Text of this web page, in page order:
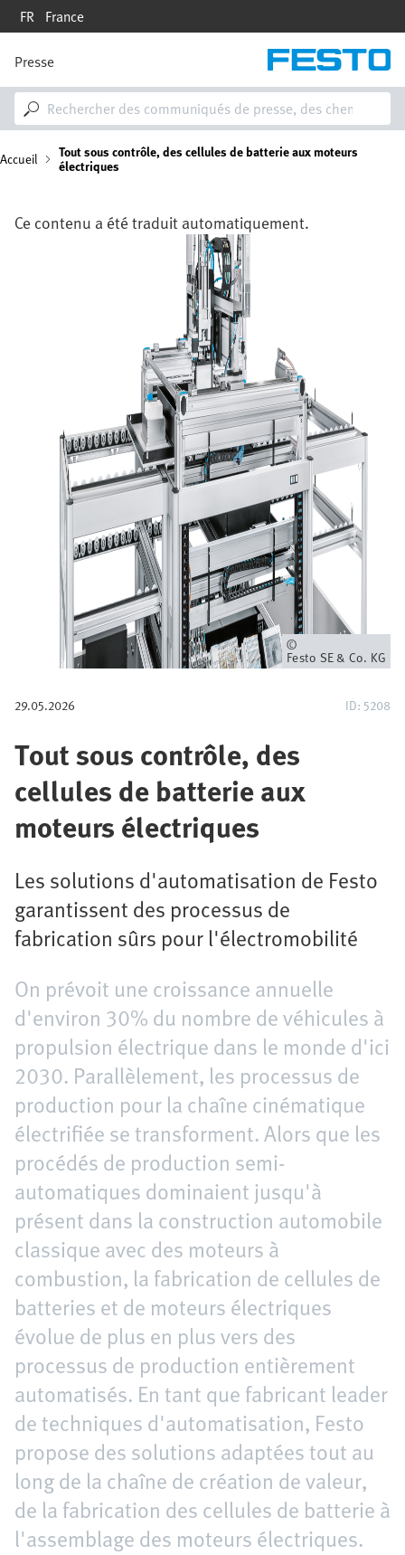
Aller
principal
FR France
M
a
i
n
n
a
v
a
Presse
F
Accueil Tout sous contrôle, des cellules de batterie aux moteurs
électriques
Ce contenu a été traduit automatiquement.
Owner
Festo SE & Co. KG
29.05.2026 ID: 5208
Tout sous contrôle, des
cellules de batterie aux
moteurs électriques
Les solutions d'automatisation de Festo
garantissent des processus de
fabrication sûrs pour l'électromobilité
On prévoit une croissance annuelle
d'environ 30% du nombre de véhicules à
propulsion électrique dans le monde d'ici
2030. Parallèlement, les processus de
production pour la chaîne cinématique
électrifiée se transforment. Alors que les
procédés de production semi-
automatiques dominaient jusqu'à
présent dans la construction automobile
classique avec des moteurs à
combustion, la fabrication de cellules de
batteries et de moteurs électriques
évolue de plus en plus vers des
processus de production entièrement
automatisés. En tant que fabricant leader
de techniques d'automatisation, Festo
propose des solutions adaptées tout au
long de la chaîne de création de valeur,
de la fabrication des cellules de batterie à
l'assemblage des moteurs électriques.